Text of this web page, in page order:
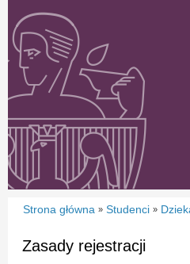
Strona główna » Studenci »
Zasady rejestracji